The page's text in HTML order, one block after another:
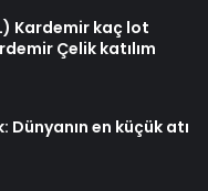
Kardemir kaç lot
Çelik katılım
en küçük atı